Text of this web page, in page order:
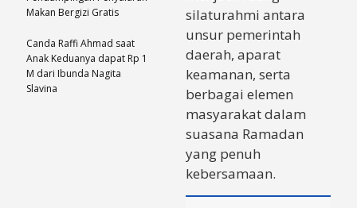
silaturahmi antara
unsur pemerintah
daerah, aparat
keamanan, serta
berbagai elemen
masyarakat dalam
suasana Ramadan
yang penuh
kebersamaan.
Makan Bergizi Gratis
Canda Raffi Ahmad saat
Anak Keduanya dapat Rp 1
M dari Ibunda Nagita
Slavina